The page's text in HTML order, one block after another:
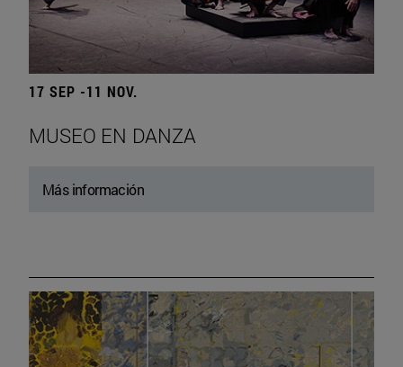
17 SEP -11 NOV.
MUSEO EN DANZA
Más información